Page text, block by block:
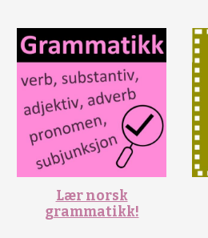
Lær norsk
grammatikk!